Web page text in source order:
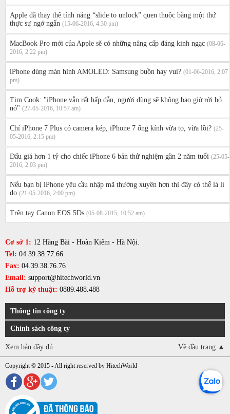
Apple đã thay thế tính năng “slide to unlock” quen thuộc bằng một thứ
thực sự ngớ ngẩn (15-06-2016, 4:30 pm)
MacBook Pro mới của Apple sẽ có những nâng cấp đáng kinh ngạc (08-06-
2016, 2:22 pm)
iPhone dùng màn hình AMOLED: Samsung buồn hay vui? (01-06-2016, 2:07
pm)
Tim Cook: "iPhone vẫn rất hấp dẫn, người dùng sẽ không bao giờ rời bỏ
nó" (27-05-2016, 10:57 am)
Chỉ iPhone 7 Plus có camera kép, iPhone 7 ống kính vừa to, vừa lồi? (25-
05-2016, 2:15 pm)
Đấu giá hơn 1 tỷ cho chiếc iPhone 6 bản thử nghiệm gần 2 năm tuổi (25-05-
2016, 2:03 pm)
Nếu bạn bị iPhone yêu cầu nhập mã thường xuyên hơn thì đây có thể là lí
do (21-05-2016, 2:00 pm)
Trên tay Canon EOS 5Ds (05-08-2015, 10:52 am)
Cơ sở 1: 12 Hàng Bài - Hoàn Kiếm - Hà Nội.
Tel: 04.39.38.77.66
Fax: 04.39.38.76.76
Email: support@hitechworld.vn
Hỗ trợ kỹ thuật: 0889.488.488
Thông tin công ty
Chính sách công ty
Xem bản đầy đủ Về đầu trang ▲
Copyright © 2015 - All right reserved by HitechWorld